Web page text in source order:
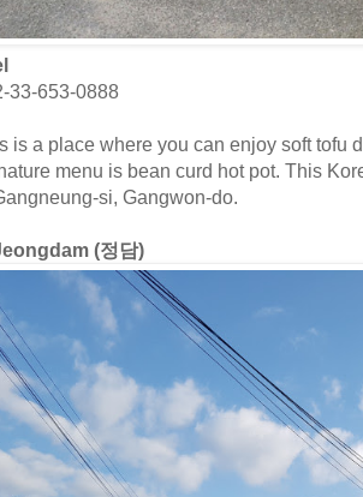
33-653-0888
is a place where you can enjoy soft tofu
menu is bean curd hot pot. This
si, Gangwon-do.
(정담)